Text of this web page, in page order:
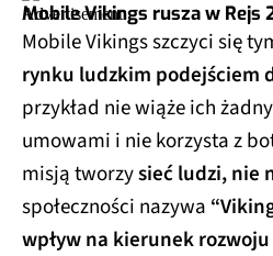
Mobile Vikings rusza w Rejs
Mobile Vikings szczyci się
rynku ludzkim podejściem
przykład nie wiąże ich
umowami i nie korzysta z
misją tworzysieć ludzi, nie
społeczności nazywa
wpływ na kierunek